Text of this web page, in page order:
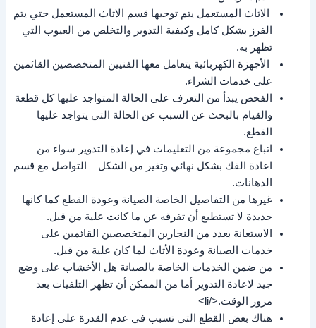
الاثاث المستعمل يتم توجيها قسم الاثاث المستعمل حتي يتم
الفرز بشكل كامل وكيفية التدوير والتخلص من العيوب التي
تظهر به.
الأجهزة الكهربائية يتعامل معها الفنيين المتخصصين القائمين
على خدمات الشراء.
الفحص يبدأ من التعرف على الحالة المتواجد عليها كل قطعة
والقيام بالبحث عن السبب عن الحالة التي يتواجد عليها
القطع.
اتباع مجموعة من التعليمات في إعادة التدوير سواء من
اعادة الفك بشكل نهائي وتغير من الشكل – التواصل مع قسم
الدهانات.
غيرها من التفاصيل الخاصة الصيانة وعودة القطع كما كانها
جديدة لا تستطيع أن تفرقه عن ما كانت علية من قبل.
الاستعانة بعدد من النجارين المتخصصين القائمين على
خدمات الصيانة وعودة الأثاث لما كان علية من قبل.
من ضمن الخدمات الخاصة بالصيانة هل الأخشاب على وضع
جيد لاعادة التدوير أما من الممكن أن تظهر التلفيات بعد
مرور الوقت.</li>
هناك بعض القطع التي تسبب في عدم القدرة على إعادة